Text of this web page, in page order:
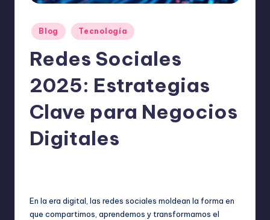
Publicado
en
Blog Tecnología
Redes Sociales
2025: Estrategias
Clave para Negocios
Digitales
En la era digital, las redes sociales moldean la forma en
que compartimos, aprendemos y transformamos el